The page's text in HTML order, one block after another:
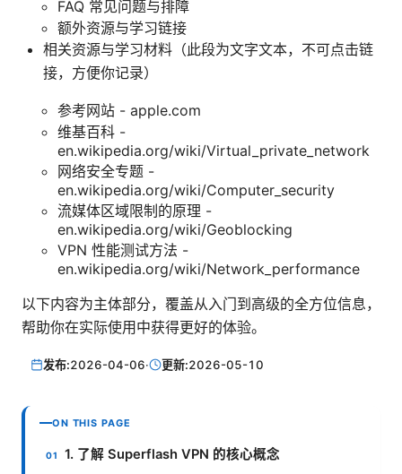
FAQ 常见问题与排障
额外资源与学习链接
相关资源与学习材料（此段为文字文本，不可点击链
接，方便你记录）
参考网站 - apple.com
维基百科 -
en.wikipedia.org/wiki/Virtual_private_network
网络安全专题 -
en.wikipedia.org/wiki/Computer_security
流媒体区域限制的原理 -
en.wikipedia.org/wiki/Geoblocking
VPN 性能测试方法 -
en.wikipedia.org/wiki/Network_performance
以下内容为主体部分，覆盖从入门到高级的全方位信息，
帮助你在实际使用中获得更好的体验。
发布:2026-04-06· 更新:2026-05-10
ON THIS PAGE
1. 了解 Superflash VPN 的核心概念